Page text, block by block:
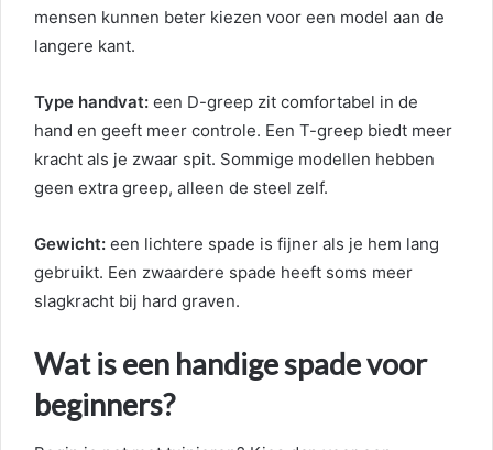
mensen kunnen beter kiezen voor een model aan de
langere kant.
Type handvat: een D-greep zit comfortabel in de
hand en geeft meer controle. Een T-greep biedt meer
kracht als je zwaar spit. Sommige modellen hebben
geen extra greep, alleen de steel zelf.
Gewicht: een lichtere spade is fijner als je hem lang
gebruikt. Een zwaardere spade heeft soms meer
slagkracht bij hard graven.
Wat is een handige spade voor
beginners?